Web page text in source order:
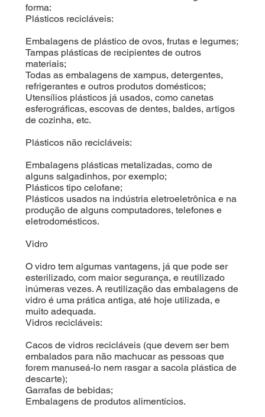
forma:
Plásticos recicláveis:
Embalagens de plástico de ovos, frutas e legumes;
Tampas plásticas de recipientes de outros
materiais;
Todas as embalagens de xampus, detergentes,
refrigerantes e outros produtos domésticos;
Utensílios plásticos já usados, como canetas
esferográficas, escovas de dentes, baldes, artigos
de cozinha, etc.
Plásticos não recicláveis:
Embalagens plásticas metalizadas, como de
alguns salgadinhos, por exemplo;
Plásticos tipo celofane;
Plásticos usados na indústria eletroeletrônica e na
produção de alguns computadores, telefones e
eletrodomésticos.
Vidro
O vidro tem algumas vantagens, já que pode ser
esterilizado, com maior segurança, e reutilizado
inúmeras vezes. A reutilização das embalagens de
vidro é uma prática antiga, até hoje utilizada, e
muito adequada.
Vidros recicláveis:
Cacos de vidros recicláveis (que devem ser bem
embalados para não machucar as pessoas que
forem manuseá-lo nem rasgar a sacola plástica de
descarte);
Garrafas de bebidas;
Embalagens de produtos alimentícios.